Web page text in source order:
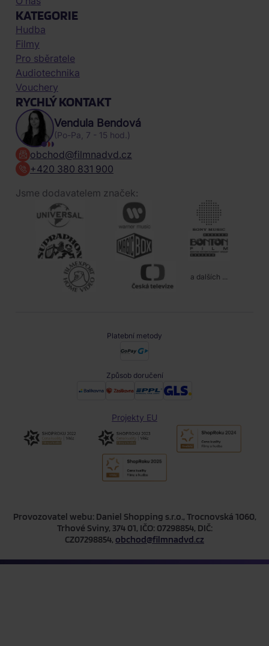
KATEGORIE
Hudba
Filmy
Pro sběratele
Audiotechnika
Vouchery
RYCHLÝ KONTAKT
Vendula Bendová
(Po-Pa, 7 - 15 hod.)
obchod@filmnadvd.cz
+420 380 831 900
Jsme dodavatelem značek:
a dalších ...
Platební metody
Způsob doručení
Projekty EU
Provozovatel webu: Daniel Shopping s.r.o., Trocnovská 1060,
Trhové Sviny, 374 01, IČO: 07298854, DIČ:
CZ07298854, obchod@filmnadvd.cz